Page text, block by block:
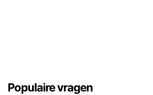
Populaire vragen